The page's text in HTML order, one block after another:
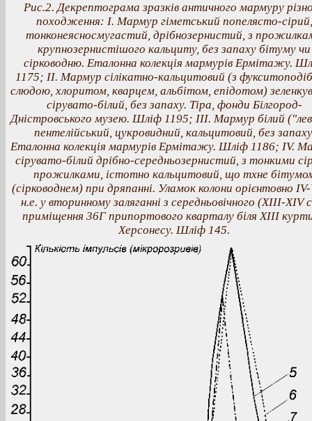
Рис.2. Декрептограма зразків античного мармуру
походження: I. Мармур гіметський попелясто-сірий,
тонконеясносмугастий, дрібнозернистий, з
крупнозернистішого кальциту, без запаху бітуму чи
сірководню. Еталонна колекція мармурів Ермітажу.
1175; II. Мармур сілікатно-кальцитовий (з
слюдою, хлоритом, кварцем, альбітом, епідотом)
сірувато-білий, без запаху. Тіра, фонди Білгород-
Дністровського музею. Шліф 1195; III. Мармур білий
пентелійський, цукровидний, кальцитовий, без
Еталонна колекція мармурів Ермітажу. Шліф 1186; ІV.
сірувато-білий дрібно-середньозернистий, з тонкими
прожилками, істотно кальцитовий, що тхне
(сірководнем) при дряпанні. Уламок колони орієнтовно
н.е. у вторинному заляганні з середньовічного (ХIII-ХІV
приміщення 36Г припортового кварталу біля ХIII
Херсонесу. Шліф 145.